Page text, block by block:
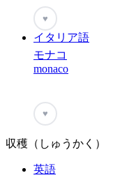
♥
イタリア語
モナコ
monaco
♥
収穫（しゅうかく）
英語